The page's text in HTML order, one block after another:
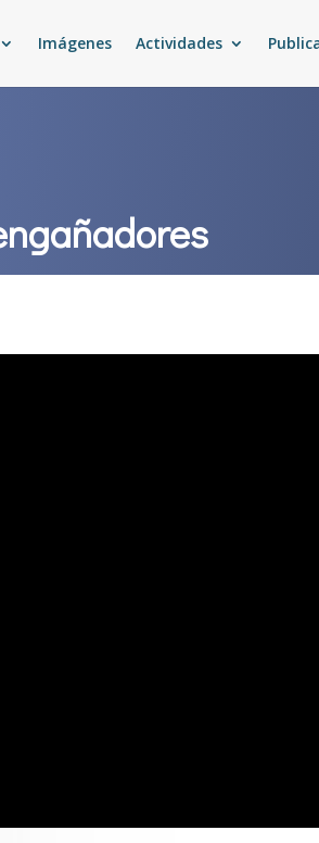
Imágenes Actividades